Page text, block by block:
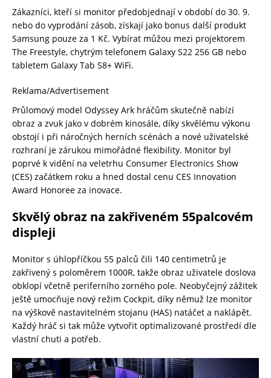
Zákazníci, kteří si monitor předobjednají v období do 30. 9.
nebo do vyprodání zásob, získají jako bonus další produkt
Samsung pouze za 1 Kč. Vybírat můžou mezi projektorem
The Freestyle, chytrým telefonem Galaxy S22 256 GB nebo
tabletem Galaxy Tab S8+ WiFi.
Reklama/Advertisement
Průlomový model Odyssey Ark hráčům skutečně nabízí
obraz a zvuk jako v dobrém kinosále, díky skvělému výkonu
obstojí i při náročných herních scénách a nové uživatelské
rozhraní je zárukou mimořádné flexibility. Monitor byl
poprvé k vidění na veletrhu Consumer Electronics Show
(CES) začátkem roku a hned dostal cenu CES Innovation
Award Honoree za inovace.
Skvělý obraz na zakřiveném 55palcovém
displeji
Monitor s úhlopříčkou 55 palců čili 140 centimetrů je
zakřivený s poloměrem 1000R, takže obraz uživatele doslova
obklopí včetně periferního zorného pole. Neobyčejný zážitek
ještě umocňuje nový režim Cockpit, díky němuž lze monitor
na výškově nastavitelném stojanu (HAS) natáčet a naklápět.
Každý hráč si tak může vytvořit optimalizované prostředí dle
vlastní chuti a potřeb.